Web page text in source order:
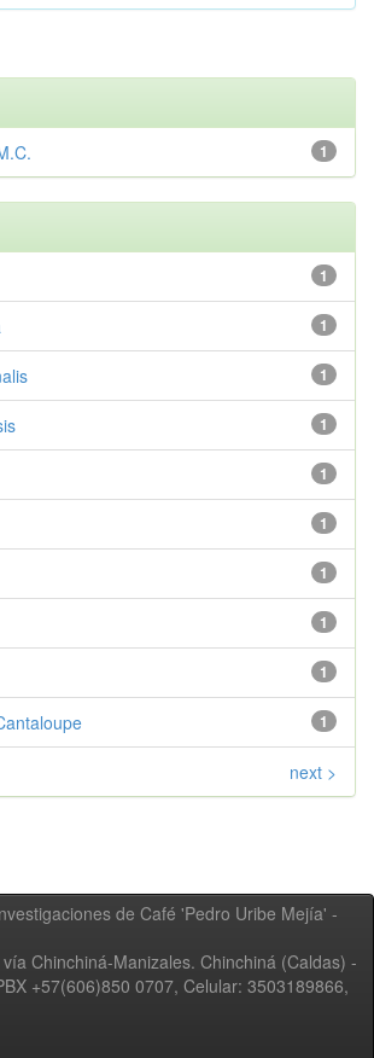
1
1
1
1
1
1
1
1
1
1
1
next >
de Café 'Pedro Uribe Mejía' -
Chinchiná-Manizales. Chinchiná (Caldas) -
+57(606)850 0707, Celular: 3503189866,